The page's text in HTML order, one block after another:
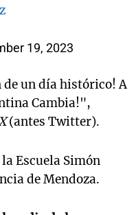
19, 2023
un día histórico! A
Cambia!",
(antes Twitter).
Escuela Simón
de Mendoza.